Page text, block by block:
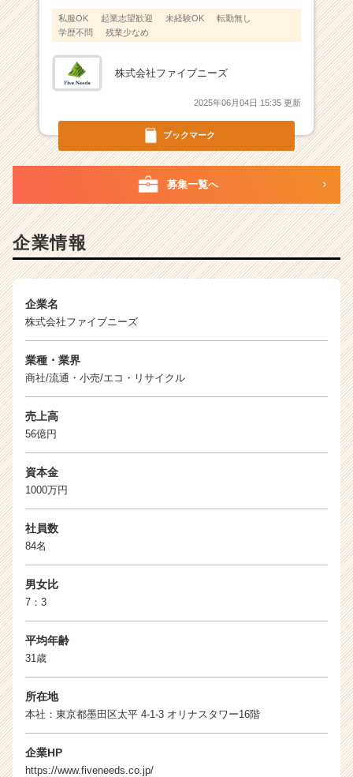
ア
キ
リ
h
e
r
a
ブックマーク
私服OK 起業志望歓迎 未経験OK
転勤無し
学歴不問
残業少なめ
株式会社ファイブニーズ
2025年06月04日 15:35 更新
募集一覧へ
企業情報
企業名
株式会社ファイブニーズ
業種・業界
商社/流通・小売/エコ・リサイクル
売上高
56億円
資本金
1000万円
社員数
84名
男女比
7：3
平均年齢
31歳
所在地
本社：東京都墨田区太平 4-1-3 オリナスタワー16階
企業HP
https://www.fiveneeds.co.jp/